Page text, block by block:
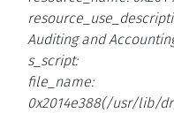
Auditing and
s_script:
file_name:
0x2014e388(/usr/lib/